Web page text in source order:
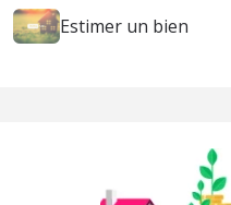
Estimer un bien